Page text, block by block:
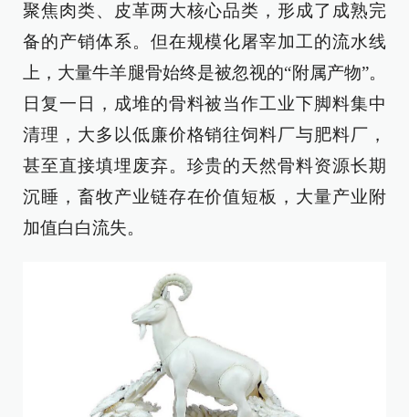
聚焦肉类、皮革两大核心品类，形成了成熟完
备的产销体系。但在规模化屠宰加工的流水线
上，大量牛羊腿骨始终是被忽视的“附属产物”。
日复一日，成堆的骨料被当作工业下脚料集中
清理，大多以低廉价格销往饲料厂与肥料厂，
甚至直接填埋废弃。珍贵的天然骨料资源长期
沉睡，畜牧产业链存在价值短板，大量产业附
加值白白流失。